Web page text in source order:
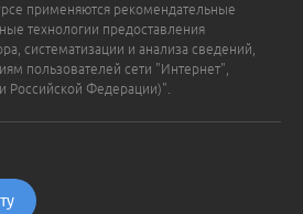
применяются рекомендательные
технологии предоставления
систематизации и анализа сведений,
пользователей сети "Интернет",
Российской Федерации)".